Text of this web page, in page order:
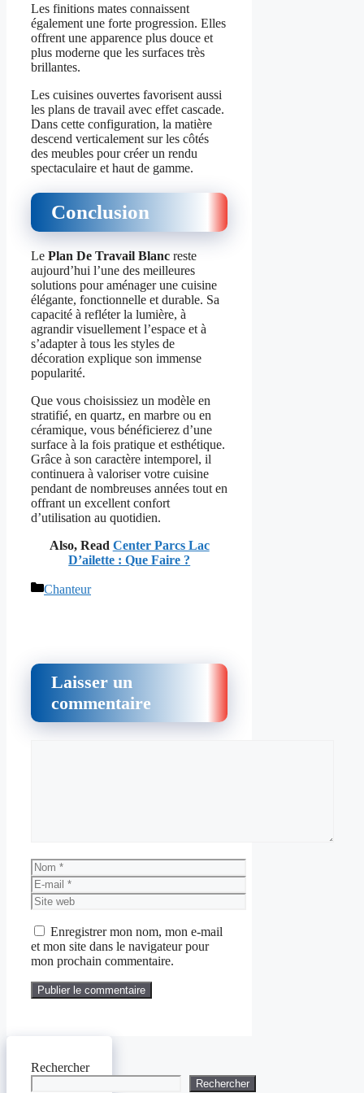
Les finitions mates connaissent
également une forte progression. Elles
offrent une apparence plus douce et
plus moderne que les surfaces très
brillantes.
Les cuisines ouvertes favorisent aussi
les plans de travail avec effet cascade.
Dans cette configuration, la matière
descend verticalement sur les côtés
des meubles pour créer un rendu
spectaculaire et haut de gamme.
Conclusion
Le Plan De Travail Blanc reste
aujourd’hui l’une des meilleures
solutions pour aménager une cuisine
élégante, fonctionnelle et durable. Sa
capacité à refléter la lumière, à
agrandir visuellement l’espace et à
s’adapter à tous les styles de
décoration explique son immense
popularité.
Que vous choisissiez un modèle en
stratifié, en quartz, en marbre ou en
céramique, vous bénéficierez d’une
surface à la fois pratique et esthétique.
Grâce à son caractère intemporel, il
continuera à valoriser votre cuisine
pendant de nombreuses années tout en
offrant un excellent confort
d’utilisation au quotidien.
Also, Read Center Parcs Lac
D’ailette : Que Faire ?
Catégories
Chanteur
Laisser un
commentaire
Nom
E-
mail
Site
web
Enregistrer mon nom, mon e-mail
et mon site dans le navigateur pour
mon prochain commentaire.
Rechercher
Rechercher